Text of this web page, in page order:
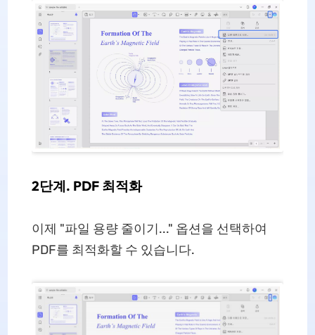
2단계. PDF 최적화
이제 "파일 용량 줄이기..." 옵션을 선택하여
PDF를 최적화할 수 있습니다.